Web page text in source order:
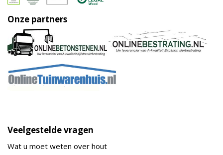
Onze partners
Veelgestelde vragen
Wat u moet weten over hout